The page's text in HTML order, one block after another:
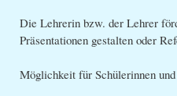
Die Lehrerin bzw. der Lehrer
Präsentationen gestalten oder
Möglichkeit für Schülerinnen